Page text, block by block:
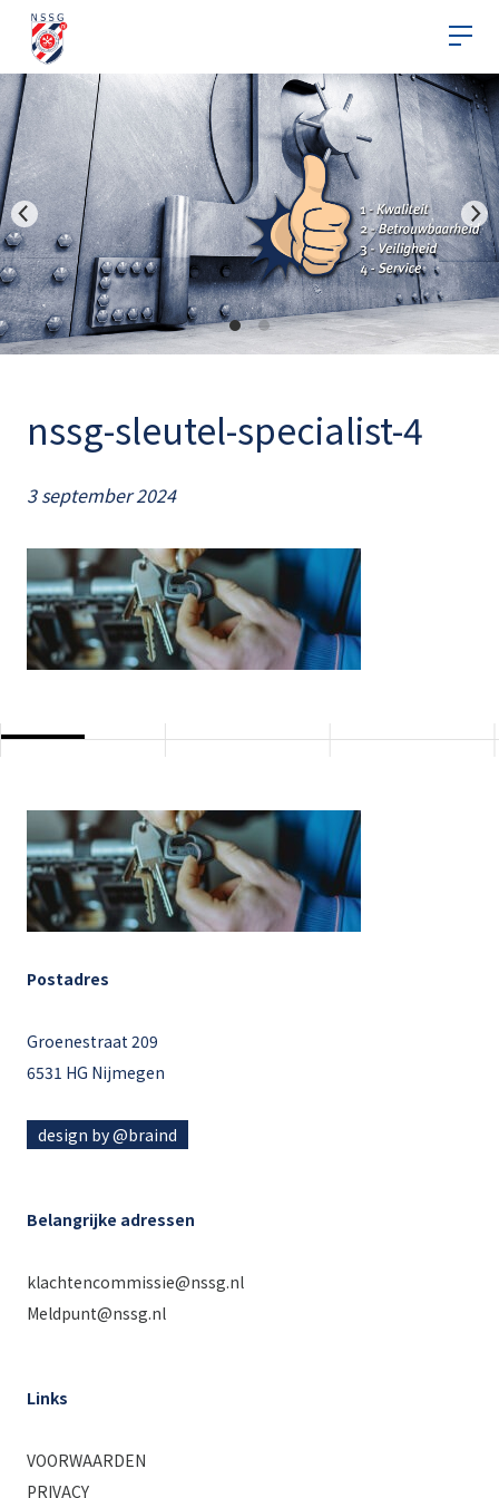
nssg-sleutel-specialist-4
3 september 2024
Postadres
Groenestraat 209
6531 HG Nijmegen
design by @braind
Belangrijke adressen
klachtencommissie@nssg.nl
Meldpunt@nssg.nl
Links
VOORWAARDEN
PRIVACY